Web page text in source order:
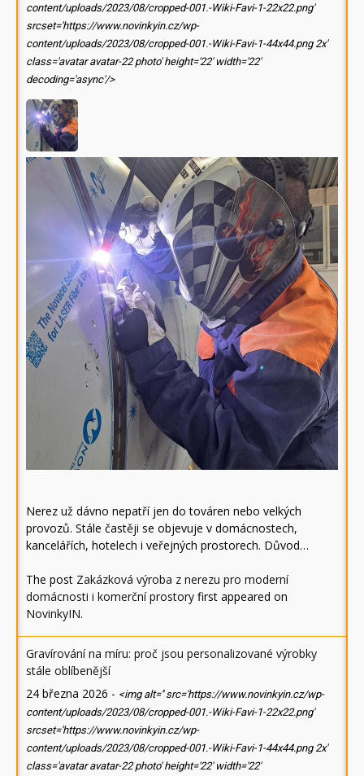
content/uploads/2023/08/cropped-001.-Wiki-Favi-1-22x22.png'
srcset='https://www.novinkyin.cz/wp-
content/uploads/2023/08/cropped-001.-Wiki-Favi-1-44x44.png 2x'
class='avatar avatar-22 photo' height='22' width='22'
decoding='async'/>
Nerez už dávno nepatří jen do továren nebo velkých
provozů. Stále častěji se objevuje v domácnostech,
kancelářích, hotelech i veřejných prostorech. Důvod…
The post Zakázková výroba z nerezu pro moderní
domácnosti i komerční prostory first appeared on
NovinkyIN.
Gravírování na míru: proč jsou personalizované výrobky
stále oblíbenější
24 března 2026 - <img alt='' src='https://www.novinkyin.cz/wp-
content/uploads/2023/08/cropped-001.-Wiki-Favi-1-22x22.png'
srcset='https://www.novinkyin.cz/wp-
content/uploads/2023/08/cropped-001.-Wiki-Favi-1-44x44.png 2x'
class='avatar avatar-22 photo' height='22' width='22'